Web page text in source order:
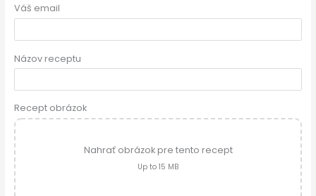
Váš email
Názov receptu
Recept obrázok
Nahrať obrázok pre tento recept
Up to 15 MB